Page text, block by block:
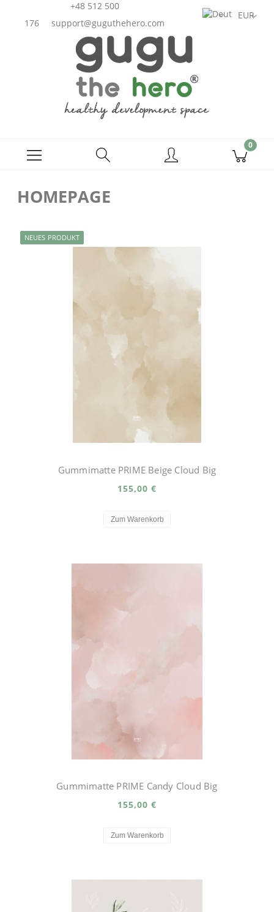
+48 512 500
176
support@guguthehero.com
HOMEPAGE
Gummimatte PRIME Beige Cloud Big
155,00 €
Zum Warenkorb
NEUES PRODUKT
Gummimatte PRIME Candy Cloud Big
155,00 €
Zum Warenkorb